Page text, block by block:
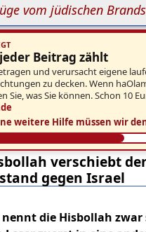
jüdischen Brandstifter
Beitrag zählt
und verursacht eigene
zu decken. Wenn
Sie, was Sie können. Schon 10
weitere Hilfe müssen wir
verschiebt
gegen Israel
nennt die Hisbollah